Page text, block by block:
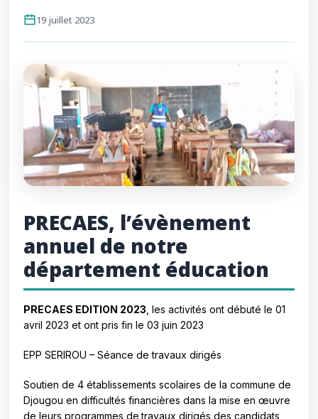
19 juillet 2023
PRECAES, l’évènement
annuel de notre
département éducation
PRECAES EDITION 2023 , les activités ont débuté le 01
avril 2023 et ont pris fin le 03 juin 2023
EPP SERIROU – Séance de travaux dirigés
Soutien de 4 établissements scolaires de la commune de
Djougou en difficultés financières dans la mise en œuvre
de leurs programmes de travaux dirigés des candidats